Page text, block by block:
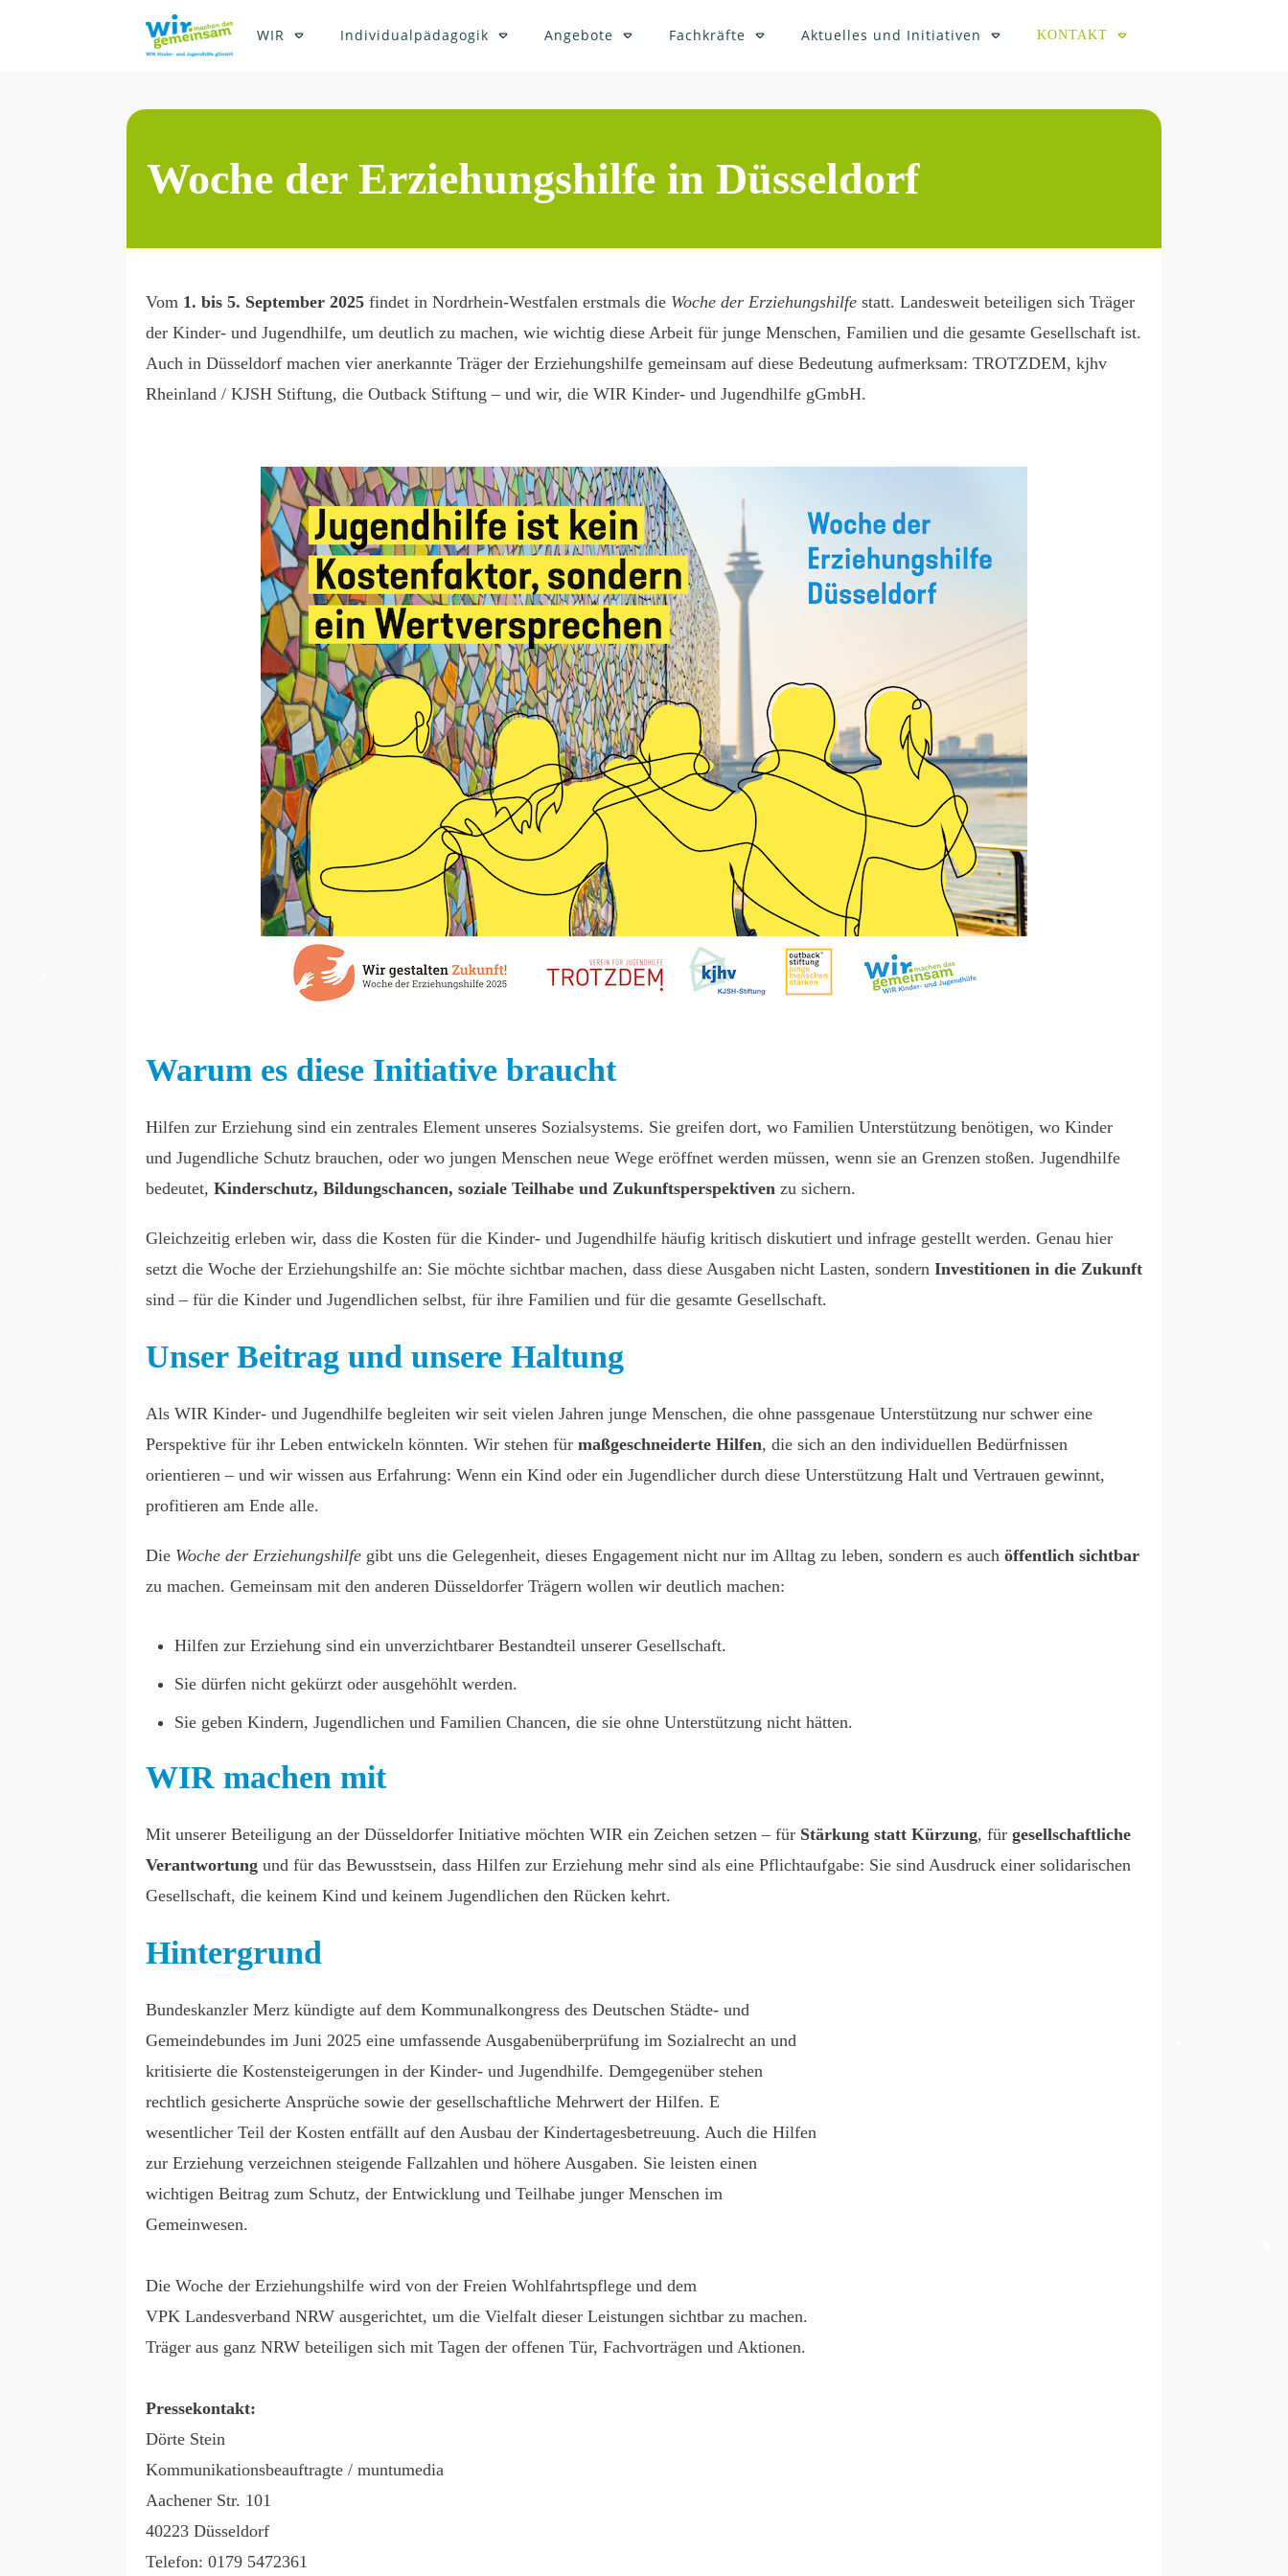
WIR Individualpädagogik Angebote Fachkräfte Aktuelles und Initiativen KONTAKT
Woche der Erziehungshilfe in Düsseldorf
Vom 1. bis 5. September 2025 findet in Nordrhein-Westfalen erstmals die Woche der Erziehungshilfe statt. Landesweit beteiligen sich Träger
der Kinder- und Jugendhilfe, um deutlich zu machen, wie wichtig diese Arbeit für junge Menschen, Familien und die gesamte Gesellschaft ist.
Auch in Düsseldorf machen vier anerkannte Träger der Erziehungshilfe gemeinsam auf diese Bedeutung aufmerksam: TROTZDEM, kjhv
Rheinland / KJSH Stiftung, die Outback Stiftung – und wir, die WIR Kinder- und Jugendhilfe gGmbH.
Warum es diese Initiative braucht
Hilfen zur Erziehung sind ein zentrales Element unseres Sozialsystems. Sie greifen dort, wo Familien Unterstützung benötigen, wo Kinder
und Jugendliche Schutz brauchen, oder wo jungen Menschen neue Wege eröffnet werden müssen, wenn sie an Grenzen stoßen. Jugendhilfe
bedeutet, Kinderschutz, Bildungschancen, soziale Teilhabe und Zukunftsperspektiven zu sichern.
Gleichzeitig erleben wir, dass die Kosten für die Kinder- und Jugendhilfe häufig kritisch diskutiert und infrage gestellt werden. Genau hier
setzt die Woche der Erziehungshilfe an: Sie möchte sichtbar machen, dass diese Ausgaben nicht Lasten, sondern Investitionen in die Zukunft
sind – für die Kinder und Jugendlichen selbst, für ihre Familien und für die gesamte Gesellschaft.
Unser Beitrag und unsere Haltung
Als WIR Kinder- und Jugendhilfe begleiten wir seit vielen Jahren junge Menschen, die ohne passgenaue Unterstützung nur schwer eine
Perspektive für ihr Leben entwickeln könnten. Wir stehen für maßgeschneiderte Hilfen, die sich an den individuellen Bedürfnissen
orientieren – und wir wissen aus Erfahrung: Wenn ein Kind oder ein Jugendlicher durch diese Unterstützung Halt und Vertrauen gewinnt,
profitieren am Ende alle.
Die Woche der Erziehungshilfe gibt uns die Gelegenheit, dieses Engagement nicht nur im Alltag zu leben, sondern es auch öffentlich sichtbar
zu machen. Gemeinsam mit den anderen Düsseldorfer Trägern wollen wir deutlich machen:
Hilfen zur Erziehung sind ein unverzichtbarer Bestandteil unserer Gesellschaft.
Sie dürfen nicht gekürzt oder ausgehöhlt werden.
Sie geben Kindern, Jugendlichen und Familien Chancen, die sie ohne Unterstützung nicht hätten.
WIR machen mit
Mit unserer Beteiligung an der Düsseldorfer Initiative möchten WIR ein Zeichen setzen – für Stärkung statt Kürzung, für gesellschaftliche
Verantwortung und für das Bewusstsein, dass Hilfen zur Erziehung mehr sind als eine Pflichtaufgabe: Sie sind Ausdruck einer solidarischen
Gesellschaft, die keinem Kind und keinem Jugendlichen den Rücken kehrt.
Hintergrund
Bundeskanzler Merz kündigte auf dem Kommunalkongress des Deutschen Städte- und
Gemeindebundes im Juni 2025 eine umfassende Ausgabenüberprüfung im Sozialrecht an und
kritisierte die Kostensteigerungen in der Kinder- und Jugendhilfe. Demgegenüber stehen
rechtlich gesicherte Ansprüche sowie der gesellschaftliche Mehrwert der Hilfen. E
wesentlicher Teil der Kosten entfällt auf den Ausbau der Kindertagesbetreuung. Auch die Hilfen
zur Erziehung verzeichnen steigende Fallzahlen und höhere Ausgaben. Sie leisten einen
wichtigen Beitrag zum Schutz, der Entwicklung und Teilhabe junger Menschen im
Gemeinwesen.
Die Woche der Erziehungshilfe wird von der Freien Wohlfahrtspflege und dem
VPK Landesverband NRW ausgerichtet, um die Vielfalt dieser Leistungen sichtbar zu machen.
Träger aus ganz NRW beteiligen sich mit Tagen der offenen Tür, Fachvorträgen und Aktionen.
Pressekontakt:
Dörte Stein
Kommunikationsbeauftragte / muntumedia
Aachener Str. 101
40223 Düsseldorf
Telefon: 0179 5472361